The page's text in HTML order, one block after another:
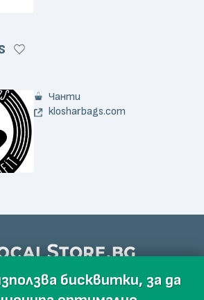
Чанти
klosharbags.com
бисквитки, за да